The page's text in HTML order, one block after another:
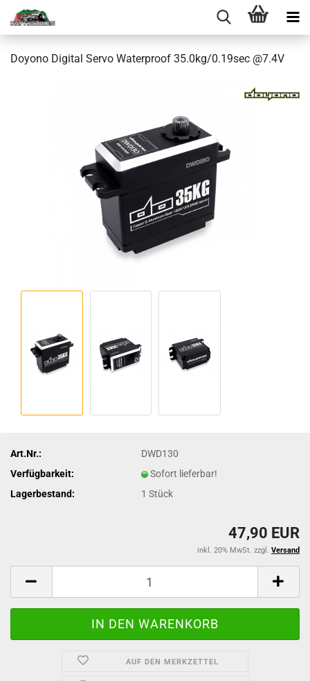
Doyono Digital Servo Waterproof 35.0kg/0.19sec @7.4V
Art.Nr.:
DWD130
Verfügbarkeit:
Sofort lieferbar!
Lagerbestand:
1Stück
47,90 EUR
inkl. 20% MwSt. zzgl. Versand
AUF DEN MERKZETTEL